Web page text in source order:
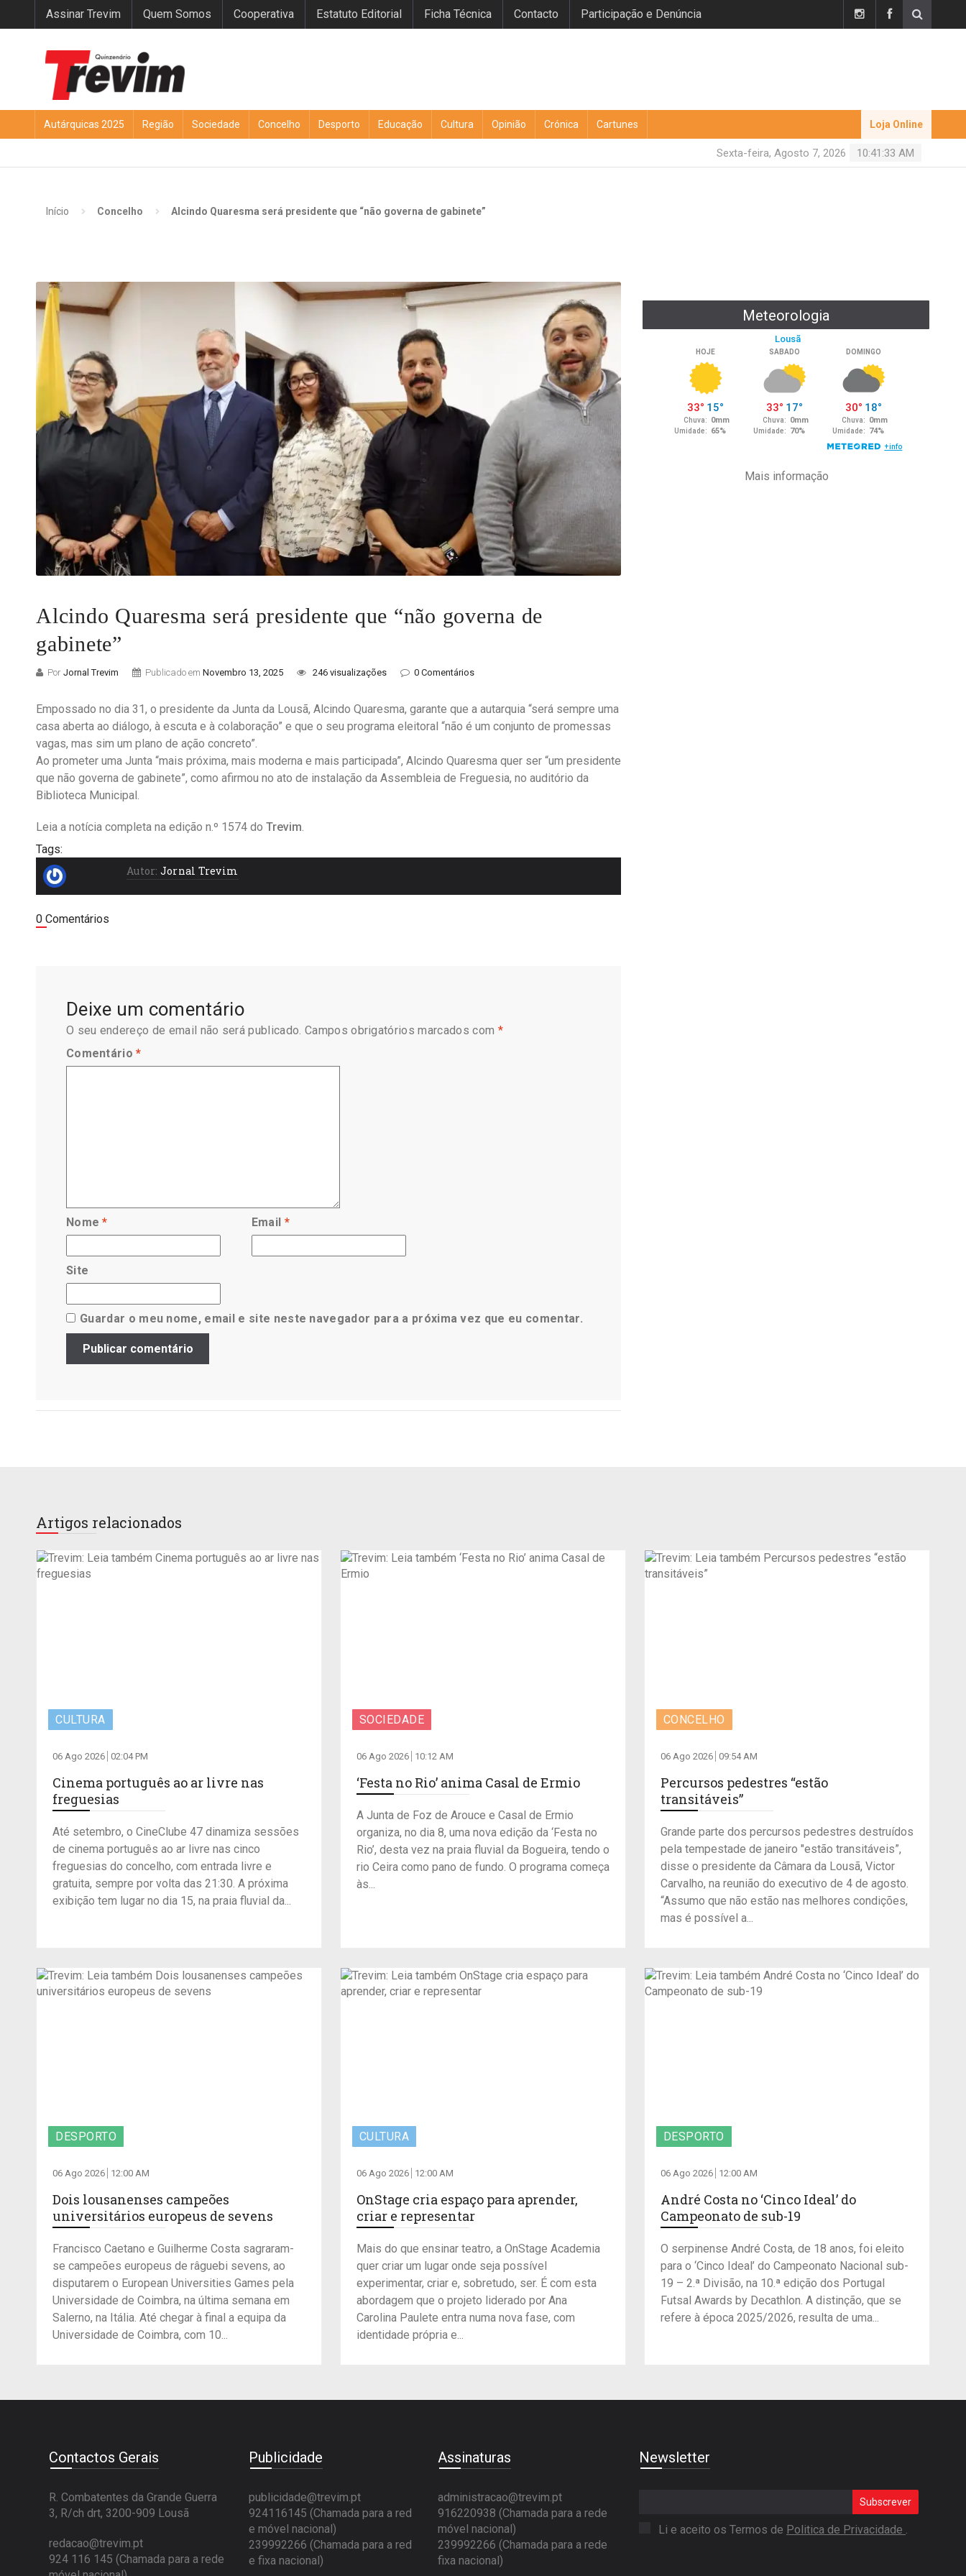
Assinar Trevim Quem Somos Cooperativa Estatuto Editorial Ficha Técnica Contacto Participação e Denúncia
Autárquicas 2025 Região Sociedade Concelho Desporto Educação Cultura Opinião Crónica Cartunes Loja Online
10:41:33 AM
Sexta-feira, Agosto 7, 2026
Início Concelho Alcindo Quaresma será presidente que “não governa de gabinete”
Alcindo Quaresma será presidente que “não governa de
gabinete”
Por Jornal Trevim Publicado em Novembro 13, 2025 246 visualizações 0 Comentários
Empossado no dia 31, o presidente da Junta da Lousã, Alcindo Quaresma, garante que a autarquia “será sempre uma
casa aberta ao diálogo, à escuta e à colaboração” e que o seu programa eleitoral “não é um conjunto de promessas
vagas, mas sim um plano de ação concreto”.
Ao prometer uma Junta “mais próxima, mais moderna e mais participada”, Alcindo Quaresma quer ser “um presidente
que não governa de gabinete”, como afirmou no ato de instalação da Assembleia de Freguesia, no auditório da
Biblioteca Municipal.
Leia a notícia completa na edição n.º 1574 do Trevim.
Tags:
Autor: Jornal Trevim
0 Comentários
Deixe um comentário
O seu endereço de email não será publicado. Campos obrigatórios marcados com *
Comentário*
Nome* Email *
Site
Guardar o meu nome, email e site neste navegador para a próxima vez que eu comentar.
Meteorologia
Mais informação
Artigos relacionados
CULTURA
06 Ago 2026 02:04 PM
Cinema português ao ar livre nas
freguesias
Até setembro, o CineClube 47 dinamiza sessões
de cinema português ao ar livre nas cinco
freguesias do concelho, com entrada livre e
gratuita, sempre por volta das 21:30. A próxima
exibição tem lugar no dia 15, na praia fluvial da...
SOCIEDADE
06 Ago 2026 10:12 AM
‘Festa no Rio’ anima Casal de Ermio
A Junta de Foz de Arouce e Casal de Ermio
organiza, no dia 8, uma nova edição da ‘Festa no
Rio’, desta vez na praia fluvial da Bogueira, tendo o
rio Ceira como pano de fundo. O programa começa
às...
CONCELHO
06 Ago 2026 09:54 AM
Percursos pedestres “estão
transitáveis”
Grande parte dos percursos pedestres destruídos
pela tempestade de janeiro "estão transitáveis”,
disse o presidente da Câmara da Lousã, Victor
Carvalho, na reunião do executivo de 4 de agosto.
“Assumo que não estão nas melhores condições,
mas é possível a...
DESPORTO
06 Ago 2026 12:00 AM
Dois lousanenses campeões
universitários europeus de sevens
Francisco Caetano e Guilherme Costa sagraram-
se campeões europeus de râguebi sevens, ao
disputarem o European Universities Games pela
Universidade de Coimbra, na última semana em
Salerno, na Itália. Até chegar à final a equipa da
Universidade de Coimbra, com 10...
CULTURA
06 Ago 2026 12:00 AM
OnStage cria espaço para aprender,
criar e representar
Mais do que ensinar teatro, a OnStage Academia
quer criar um lugar onde seja possível
experimentar, criar e, sobretudo, ser. É com esta
abordagem que o projeto liderado por Ana
Carolina Paulete entra numa nova fase, com
identidade própria e...
DESPORTO
06 Ago 2026 12:00 AM
André Costa no ‘Cinco Ideal’ do
Campeonato de sub-19
O serpinense André Costa, de 18 anos, foi eleito
para o ‘Cinco Ideal’ do Campeonato Nacional sub-
19 – 2.ª Divisão, na 10.ª edição dos Portugal
Futsal Awards by Decathlon. A distinção, que se
refere à época 2025/2026, resulta de uma...
Contactos Gerais
R. Combatentes da Grande Guerra
3, R/ch drt, 3200-909 Lousã
redacao@trevim.pt
924 116 145 (Chamada para a rede
Publicidade
publicidade@trevim.pt
924116145 (Chamada para a red
e móvel nacional)
239992266 (Chamada para a red
e fixa nacional)
Assinaturas
administracao@trevim.pt
916220938 (Chamada para a rede
móvel nacional)
239992266 (Chamada para a rede
fixa nacional)
Newsletter
Subscrever
Li e aceito os Termos de Politica de Privacidade .